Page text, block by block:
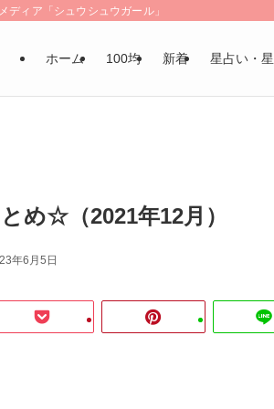
ィア「シュウシュウガール」
ホーム 100均 新着 星占い・
め☆（2021年12月）
年6月5日